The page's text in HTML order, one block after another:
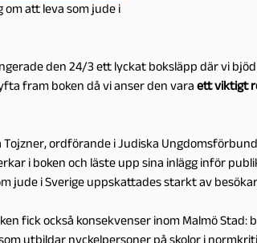
om att leva som jude i
den 24/3 ett lyckat boksläpp där vi
fram boken då vi anser den vara ett viktigt
ordförande i Judiska
i boken och läste upp sina inlägg inför
jude i Sverige uppskattades starkt av
fick också konsekvenser inom Malmö Stad:
utbildar nyckelpersoner på skolor i